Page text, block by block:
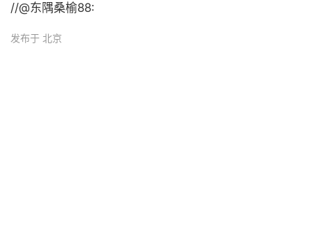
//@东隅桑榆88:
发布于 北京